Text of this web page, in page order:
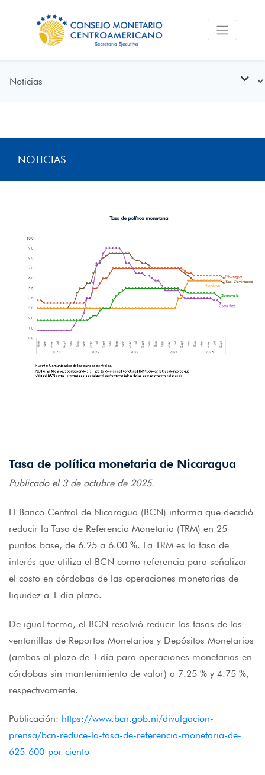
NOTICIAS
Tasa de política monetaria de Nicaragua
Publicado el 3 de octubre de 2025.
El Banco Central de Nicaragua (BCN) informa que decidió
reducir la Tasa de Referencia Monetaria (TRM) en 25
puntos base, de 6.25 a 6.00 %. La TRM es la tasa de
interés que utiliza el BCN como referencia para señalizar
el costo en córdobas de las operaciones monetarias de
liquidez a 1 día plazo.
De igual forma, el BCN resolvió reducir las tasas de las
ventanillas de Reportos Monetarios y Depósitos Monetarios
(ambas al plazo de 1 día para operaciones monetarias en
córdobas sin mantenimiento de valor) a 7.25 % y 4.75 %,
respectivamente.
Publicación: https://www.bcn.gob.ni/divulgacion-
prensa/bcn-reduce-la-tasa-de-referencia-monetaria-de-
625-600-por-ciento